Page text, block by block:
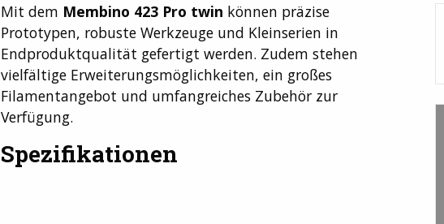
Mit dem Membino 423 Pro twin können präzise
Prototypen, robuste Werkzeuge und Kleinserien in
Endproduktqualität gefertigt werden. Zudem stehen
vielfältige Erweiterungsmöglichkeiten, ein großes
Filamentangebot und umfangreiches Zubehör zur
Verfügung.
Spezifikationen